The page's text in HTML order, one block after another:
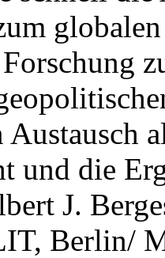
Austausch
und die
J.
Berlin/